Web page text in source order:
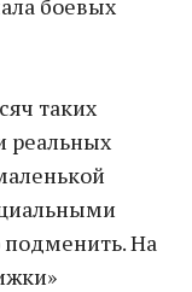
боевых
таких
реальных
подменить. На